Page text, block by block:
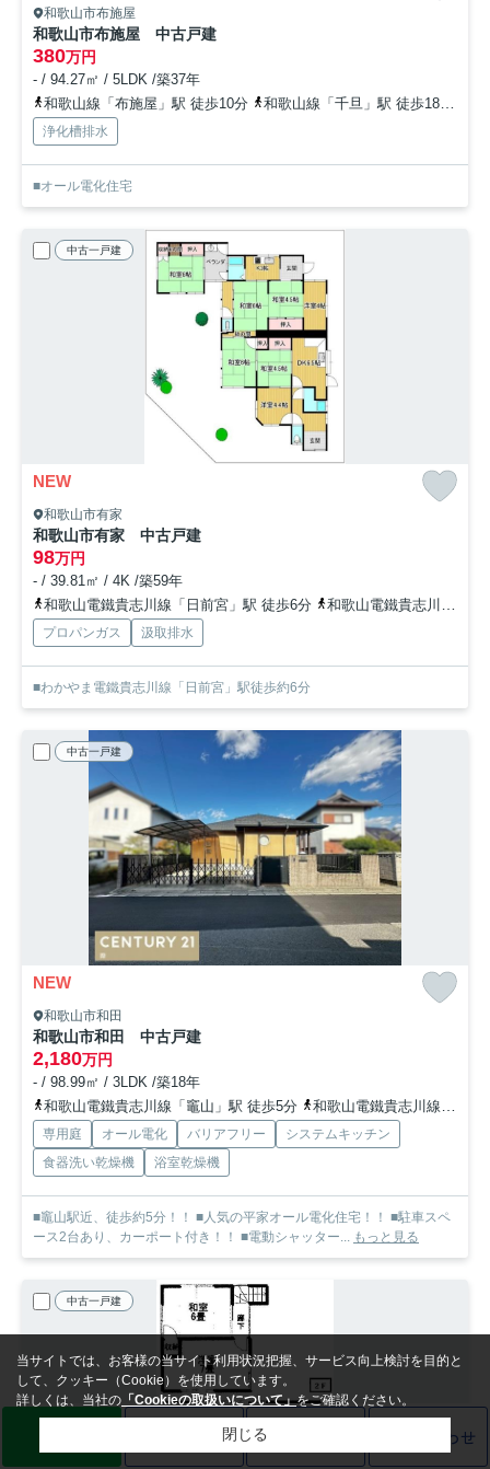
和歌山市布施屋
和歌山市布施屋 中古戸建
380万円
- / 94.27㎡ / 5LDK /築37年
和歌山線「布施屋」駅 徒歩10分
和歌山線「千旦」駅 徒歩18分
浄化槽排水
■オール電化住宅
中古一戸建
NEW
和歌山市有家
和歌山市有家 中古戸建
98万円
- / 39.81㎡ / 4K /築59年
和歌山電鐵貴志川線「日前宮」駅 徒歩6分
和歌山電鐵貴志川線「田中口」駅 徒歩10分
プロパンガス 汲取排水
■わかやま電鐵貴志川線「日前宮」駅徒歩約6分
中古一戸建
NEW
和歌山市和田
和歌山市和田 中古戸建
2,180万円
- / 98.99㎡ / 3LDK /築18年
和歌山電鐵貴志川線「竈山」駅 徒歩5分
和歌山電鐵貴志川線「神前」駅 徒歩13分
専用庭 オール電化 バリアフリー
システムキッチン
食器洗い乾燥機
浴室乾燥機
■竈山駅近、徒歩約5分！！ ■人気の平家オール電化住宅！！ ■駐車スペ
ース2台あり、カーポート付き！！ ■電動シャッター... もっと見る
中古一戸建
お問い合わせ
当サイトでは、お客様の当サイト利用状況把握、サービス向上検討を目的と
して、クッキー（Cookie）を使用しています。
詳しくは、当社の 「Cookieの取扱いについて」をご確認ください。
閉じる